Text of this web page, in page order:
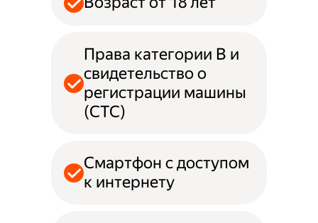
Права категории B и
свидетельство о
регистрации машины
(СТС)
Смартфон с доступом
к интернету